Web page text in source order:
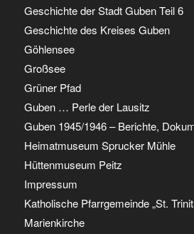
Geschichte der Stadt Guben Teil 6
Geschichte des Kreises Guben
Göhlensee
Großsee
Grüner Pfad
Guben … Perle der Lausitz
Guben 1945/1946 – Berichte,
Heimatmuseum Sprucker Mühle
Hüttenmuseum Peitz
Impressum
Katholische Pfarrgemeinde „St.
Marienkirche